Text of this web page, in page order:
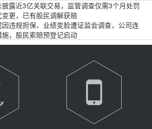
露近3亿关联交易，监管调查仅需3个月处罚
更，已有股民调解获赔
违规担保、业绩变脸遭证监会调查，公司连
，股民索赔预登记启动